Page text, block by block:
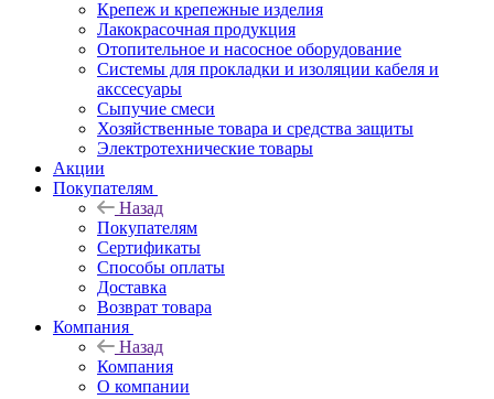
Крепеж и крепежные изделия
Лакокрасочная продукция
Отопительное и насосное оборудование
Системы для прокладки и изоляции кабеля и
акссесуары
Сыпучие смеси
Хозяйственные товара и средства защиты
Электротехнические товары
Акции
Покупателям
Назад
Покупателям
Сертификаты
Способы оплаты
Доставка
Возврат товара
Компания
Назад
Компания
О компании